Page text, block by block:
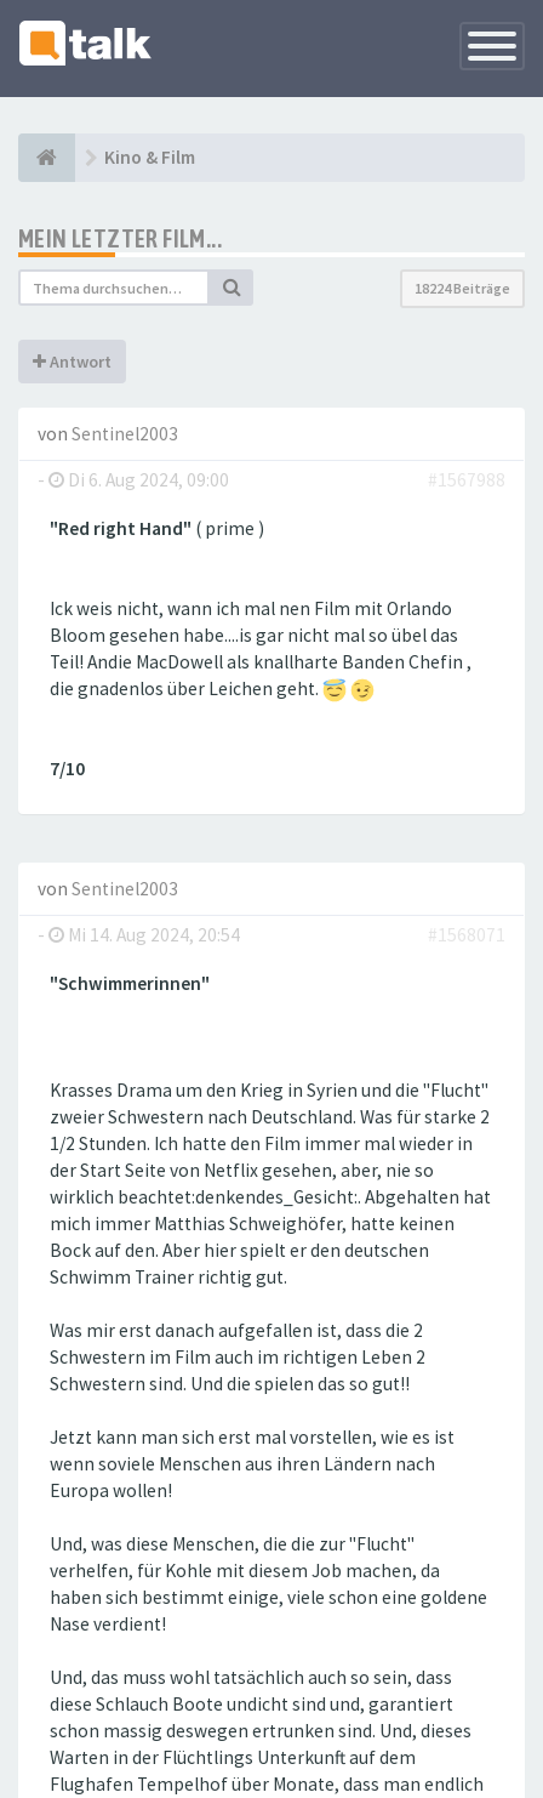
Kino & Film
MEIN LETZTER FILM...
18224 Beiträge
Antwort
von Sentinel2003
-
Di 6. Aug 2024, 09:00 #1567988
"Red right Hand" ( prime )
Ick weis nicht, wann ich mal nen Film mit Orlando
Bloom gesehen habe‌....is gar nicht mal so übel das
Teil! Andie MacDowell als knallharte Banden Chefin ,
die gnadenlos über Leichen geht.
7/10
von Sentinel2003
-
Mi 14. Aug 2024, 20:54 #1568071
"Schwimmerinnen"
Krasses Drama um den Krieg in Syrien und die "Flucht"
zweier Schwestern nach Deutschland. Was für starke 2
1/2 Stunden. Ich hatte den Film immer mal wieder in
der Start Seite von Netflix gesehen, aber, nie so
wirklich beachtet:denkendes_Gesicht:. Abgehalten hat
mich immer Matthias Schweighöfer, hatte keinen
Bock auf den. Aber hier spielt er den deutschen
Schwimm Trainer richtig gut.
Was mir erst danach aufgefallen ist, dass die 2
Schwestern im Film auch im richtigen Leben 2
Schwestern sind. Und die spielen das so gut!!
Jetzt kann man sich erst mal vorstellen, wie es ist
wenn soviele Menschen aus ihren Ländern nach
Europa wollen!
Und, was diese Menschen, die die zur "Flucht"
verhelfen, für Kohle mit diesem Job machen, da
haben sich bestimmt einige, viele schon eine goldene
Nase verdient!
Und, das muss wohl tatsächlich auch so sein, dass
diese Schlauch Boote undicht sind und, garantiert
schon massig deswegen ertrunken sind. Und, dieses
Warten in der Flüchtlings Unterkunft auf dem
Flughafen Tempelhof über Monate, dass man endlich